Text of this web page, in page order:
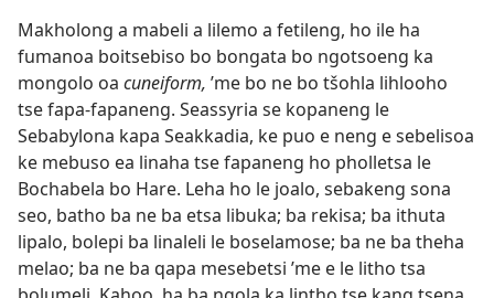
Makholong a mabeli a lilemo a fetileng, ho ile ha
fumanoa boitsebiso bo bongata bo ngotsoeng ka
mongolo oa cuneiform, ’me bo ne bo tšohla lihlooho
tse fapa-fapaneng. Seassyria se kopaneng le
Sebabylona kapa Seakkadia, ke puo e neng e sebelisoa
ke mebuso ea linaha tse fapaneng ho pholletsa le
Bochabela bo Hare. Leha ho le joalo, sebakeng sona
seo, batho ba ne ba etsa libuka; ba rekisa; ba ithuta
lipalo, bolepi ba linaleli le boselamose; ba ne ba theha
melao; ba ne ba qapa mesebetsi ’me e le litho tsa